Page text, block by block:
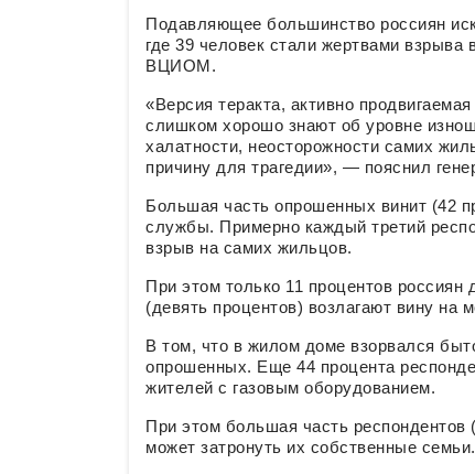
Подавляющее большинство россиян
где 39 человек стали жертвами
ВЦИОМ.
«Версия теракта, активно
слишком хорошо знают об уровне
халатности, неосторожности самих
причину для трагедии», — пояснил
Большая часть опрошенных винит (42
службы. Примерно каждый третий
взрыв на самих жильцов.
При этом только 11 процентов
(девять процентов) возлагают вину на
В том, что в жилом доме взорвался
опрошенных. Еще 44 процента
жителей с газовым оборудованием.
При этом большая часть респондентов
может затронуть их собственные семьи.